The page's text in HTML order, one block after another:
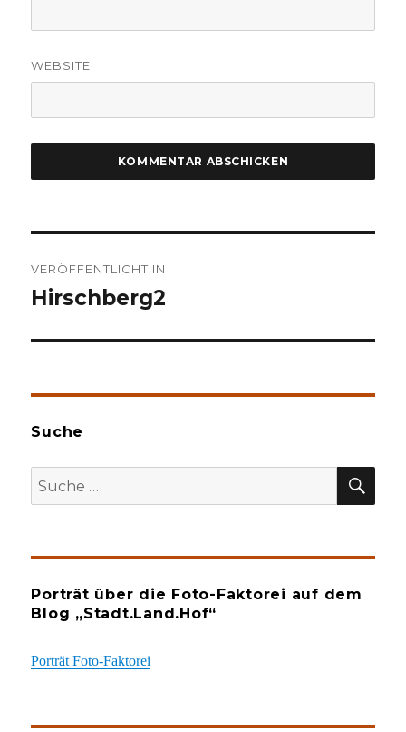
WEBSITE
VERÖFFENTLICHT IN
Hirschberg2
Suche
Suche
nach:
Porträt über die Foto-Faktorei auf dem
Blog „Stadt.Land.Hof“
Porträt Foto-Faktorei